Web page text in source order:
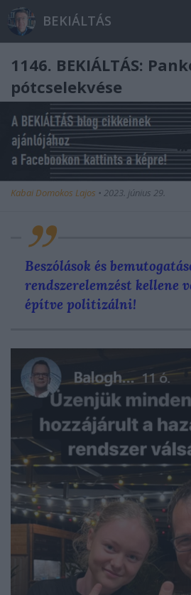
BEKIÁLTÁS
1146. BEKIÁLTÁS:
pótcselekvése
Kabai Domokos Lajos • 2023. június 29.
Beszólások és
rendszerelemzést kellene
építve politizálni!